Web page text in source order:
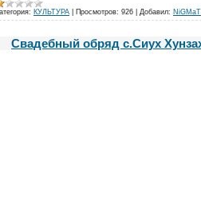
КУЛЬТУРА Просмотров: 926 Добавил: NiGMaT
Cвадебный обряд c.Сиух